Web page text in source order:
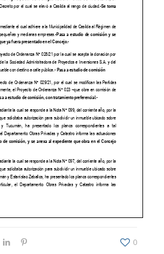
0